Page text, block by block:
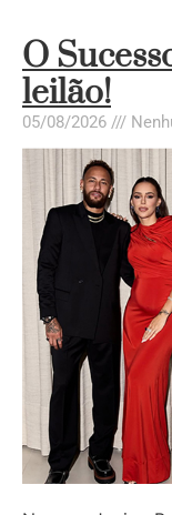
O
leilão!
05/08/2026